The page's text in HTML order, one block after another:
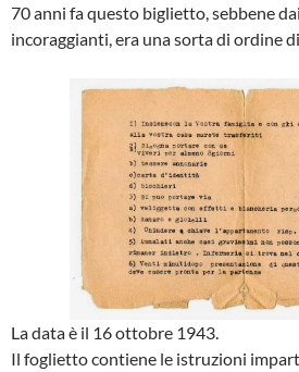
70 anni fa questo biglietto, sebbene
incoraggianti, era una sorta di ordine
La data è il 16 ottobre 1943.
Il foglietto contiene le istruzioni